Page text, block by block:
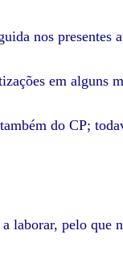
nos presentes
em alguns
do CP;
laborar, pelo que